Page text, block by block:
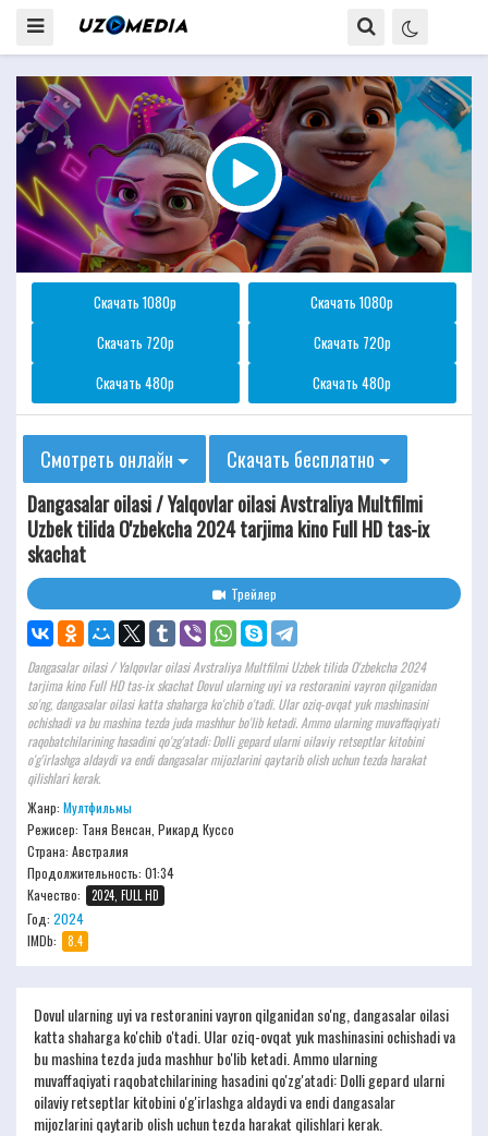
Скачать 1080p
Скачать 1080p
Скачать 720p
Скачать 720p
Скачать 480p
Скачать 480p
Смотреть онлайн
Скачать бесплатно
Dangasalar oilasi / Yalqovlar oilasi Avstraliya Multfilmi
Uzbek tilida O'zbekcha 2024 tarjima kino Full HD tas-ix
skachat
Трейлер
Dangasalar oilasi / Yalqovlar oilasi Avstraliya Multfilmi Uzbek tilida O'zbekcha 2024
tarjima kino Full HD tas-ix skachat Dovul ularning uyi va restoranini vayron qilganidan
so'ng, dangasalar oilasi katta shaharga ko'chib o'tadi. Ular oziq-ovqat yuk mashinasini
ochishadi va bu mashina tezda juda mashhur bo'lib ketadi. Ammo ularning muvaffaqiyati
raqobatchilarining hasadini qo'zg'atadi: Dolli gepard ularni oilaviy retseptlar kitobini
o'g'irlashga aldaydi va endi dangasalar mijozlarini qaytarib olish uchun tezda harakat
qilishlari kerak.
Жанр: Мултфильмы
Режисер: Таня Венсан, Рикард Куссо
Страна: Австралия
Продолжительность: 01:34
Качество:
2024, FULL HD
Год: 2024
IMDb:
8.4
Dovul ularning uyi va restoranini vayron qilganidan so'ng, dangasalar oilasi
katta shaharga ko'chib o'tadi. Ular oziq-ovqat yuk mashinasini ochishadi va
bu mashina tezda juda mashhur bo'lib ketadi. Ammo ularning
muvaffaqiyati raqobatchilarining hasadini qo'zg'atadi: Dolli gepard ularni
oilaviy retseptlar kitobini o'g'irlashga aldaydi va endi dangasalar
mijozlarini qaytarib olish uchun tezda harakat qilishlari kerak.